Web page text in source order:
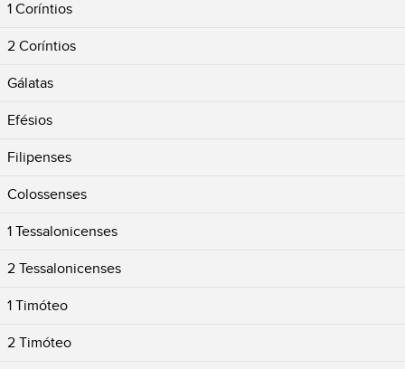
1 Coríntios
2 Coríntios
Gálatas
Efésios
Filipenses
Colossenses
1 Tessalonicenses
2 Tessalonicenses
1 Timóteo
2 Timóteo